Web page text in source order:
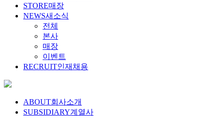
STORE매장
NEWS새소식
전체
본사
매장
이벤트
RECRUIT인재채용
ABOUT회사소개
SUBSIDIARY계열사